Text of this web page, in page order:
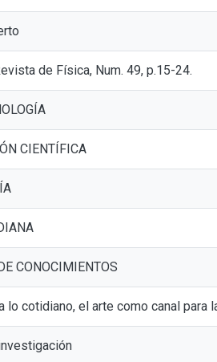
de Física, Num. 49, p.15-24.
CIENTÍFICA
CONOCIMIENTOS
lo cotidiano, el arte como canal